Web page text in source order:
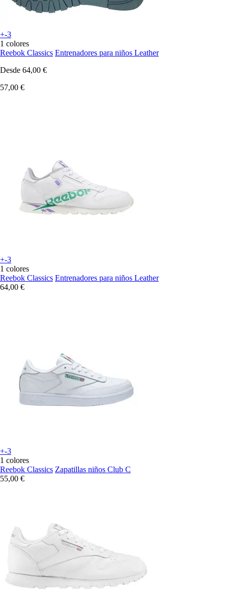
+-3
1 colores
Reebok Classics Entrenadores para niños Leather
Desde 64,00 €
57,00 €
+-3
1 colores
Reebok Classics Entrenadores para niños Leather
64,00 €
+-3
1 colores
Reebok Classics Zapatillas niños Club C
55,00 €